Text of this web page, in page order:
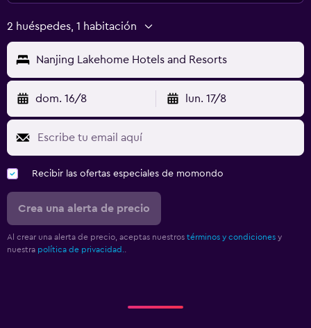
2 huéspedes, 1 habitación
Nanjing Lakehome Hotels and Resorts
dom. 16/8 lun. 17/8
Recibir las ofertas especiales de momondo
Crea una alerta de precio
Al crear una alerta de precio, aceptas nuestros términos y condiciones y
nuestra política de privacidad.